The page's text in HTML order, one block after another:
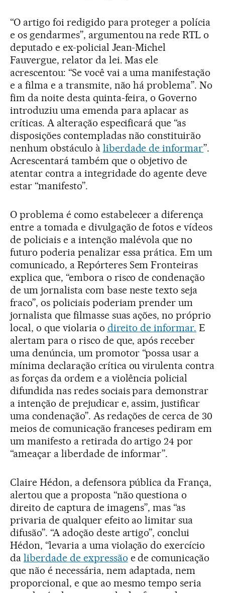
“O artigo foi redigido para proteger a polícia
e os gendarmes”, argumentou na rede RTL o
deputado e ex-policial Jean-Michel
Fauvergue, relator da lei. Mas ele
acrescentou: “Se você vai a uma manifestação
e a filma e a transmite, não há problema”. No
fim da noite desta quinta-feira, o Governo
introduziu uma emenda para aplacar as
críticas. A alteração especificará que “as
disposições contempladas não constituirão
nenhum obstáculo à liberdade de informar”.
Acrescentará também que o objetivo de
atentar contra a integridade do agente deve
estar “manifesto”.
O problema é como estabelecer a diferença
entre a tomada e divulgação de fotos e vídeos
de policiais e a intenção malévola que no
futuro poderia penalizar essa prática. Em um
comunicado, a Repórteres Sem Fronteiras
explica que, “embora o risco de condenação
de um jornalista com base neste texto seja
fraco”, os policiais poderiam prender um
jornalista que filmasse suas ações, no próprio
local, o que violaria o direito de informar. E
alertam para o risco de que, após receber
uma denúncia, um promotor “possa usar a
mínima declaração crítica ou virulenta contra
as forças da ordem e a violência policial
difundida nas redes sociais para demonstrar
a intenção de prejudicar e, assim, justificar
uma condenação”. As redações de cerca de 30
meios de comunicação franceses pediram em
um manifesto a retirada do artigo 24 por
“ameaçar a liberdade de informar”.
Claire Hédon, a defensora pública da França,
alertou que a proposta “não questiona o
direito de captura de imagens”, mas “as
privaria de qualquer efeito ao limitar sua
difusão”. “A adoção deste artigo”, conclui
Hédon, “levaria a uma violação do exercício
da liberdade de expressão e de comunicação
que não é necessária, nem adaptada, nem
proporcional, e que ao mesmo tempo seria